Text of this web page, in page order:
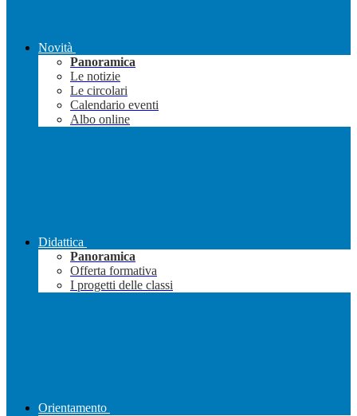
Novità
Panoramica
Le notizie
Le circolari
Calendario eventi
Albo online
Didattica
Panoramica
Offerta formativa
I progetti delle classi
Orientamento